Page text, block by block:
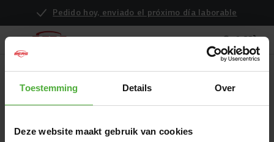
Toestemming Details Over
Deze website maakt gebruik van cookies
Pedido hoy, enviado el próximo día laborable
INFORMACIÓN SOBRE RETIROS Y
prioridad.Quieres disfrutar de tu BERG sin